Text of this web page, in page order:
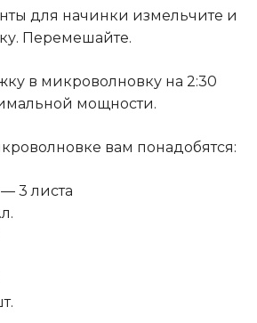
для начинки измельчите и
Перемешайте.
в микроволновку на 2:30
мощности.
вам понадобятся:
3 листа